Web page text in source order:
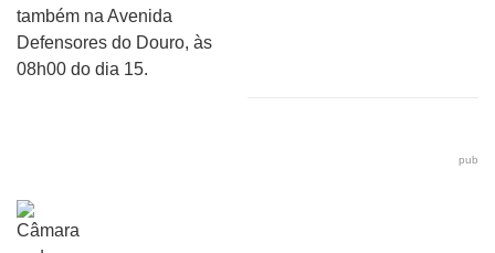
também na Avenida
Defensores do Douro, às
08h00 do dia 15.
pub